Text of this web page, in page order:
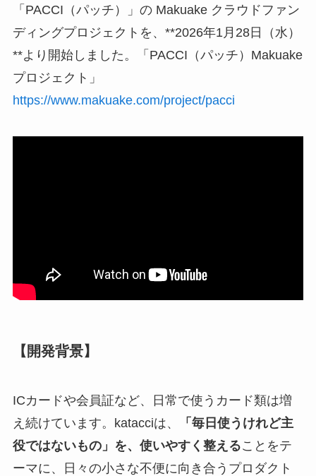
「PACCI（パッチ）」の Makuake クラウドファン
ディングプロジェクトを、**2026年1月28日（水）
**より開始しました。「PACCI（パッチ）Makuake
プロジェクト」
https://www.makuake.com/project/pacci
【開発背景】
ICカードや会員証など、日常で使うカード類は増
え続けています。katacciは、
「毎日使うけれど主
役ではないもの」を、使いやすく整えることをテ
ーマに、日々の小さな不便に向き合うプロダクト